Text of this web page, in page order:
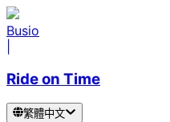
Busio
Ride on Time
繁體中文